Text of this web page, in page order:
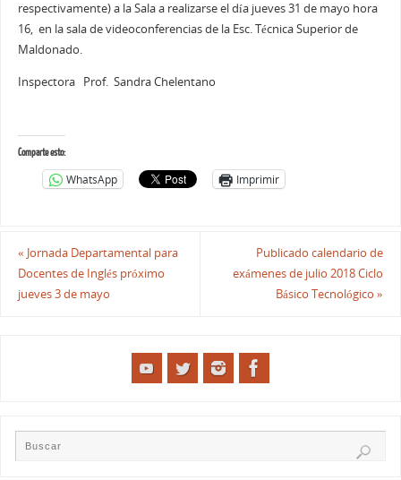
respectivamente) a la Sala a realizarse el día jueves 31 de mayo hora
16, en la sala de videoconferencias de la Esc. Técnica Superior de
Maldonado.
Inspectora Prof. Sandra Chelentano
Comparte esto:
WhatsApp Imprimir
« Jornada Departamental para
Docentes de Inglés próximo
jueves 3 de mayo
Publicado calendario de
exámenes de julio 2018 Ciclo
Básico Tecnológico»